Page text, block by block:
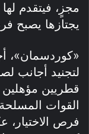
مجزٍ، فيتقدم
يجتازها يصبح
«كوردسمان»،
لتجنيد أجانب
قطريين
القوات
فرص الاختيار،